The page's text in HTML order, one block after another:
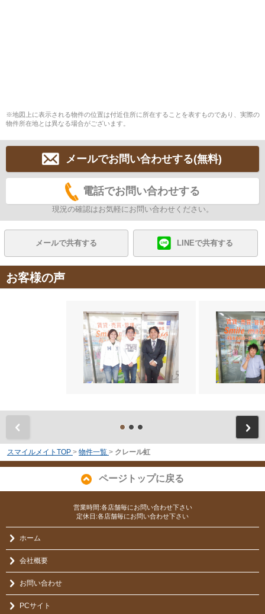
※地図上に表示される物件の位置は付近住所に所在することを表すものであり、実際の
物件所在地とは異なる場合がございます。
メールでお問い合わせする(無料)
電話でお問い合わせする
現況の確認はお気軽にお問い合わせください。
メールで共有する LINEで共有する
お客様の声
スマイルメイトTOP > 物件一覧 > クレール虹
ページトップに戻る
営業時間:各店舗毎にお問い合わせ下さい
定休日:各店舗毎にお問い合わせ下さい
ホーム
会社概要
お問い合わせ
PCサイト